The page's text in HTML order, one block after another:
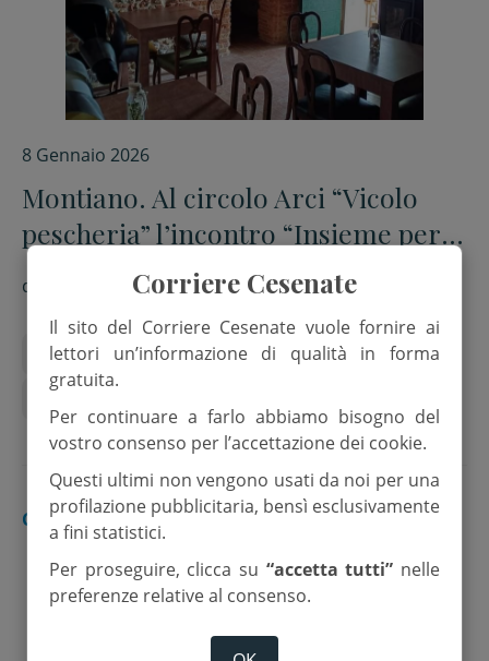
8 Gennaio 2026
Montiano. Al circolo Arci “Vicolo
pescheria” l’incontro “Insieme per
cancellare il silenzio”
di
appuntamento Maratona Alzheimer
CESENA
Corriere Cesenate
Il sito del Corriere Cesenate vuole fornire ai
lettori un’informazione di qualità in forma
gratuita.
Per continuare a farlo abbiamo bisogno del
vostro consenso per l’accettazione dei cookie.
Questi ultimi non vengono usati da noi per una
profilazione pubblicitaria, bensì esclusivamente
a fini statistici.
Per proseguire, clicca su “accetta tutti” nelle
preferenze relative al consenso.